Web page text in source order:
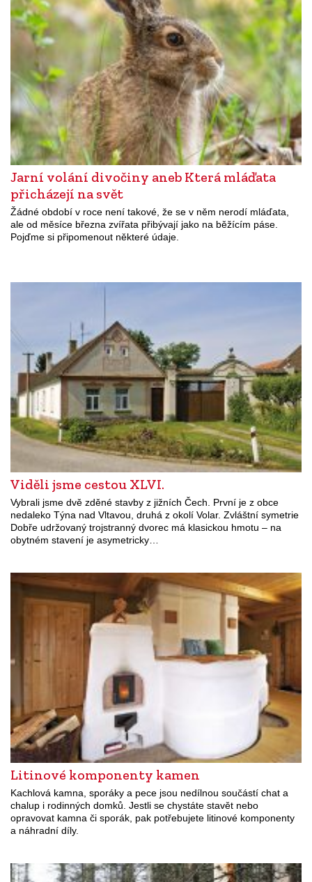
Jarní volání divočiny aneb Která mláďata
přicházejí na svět
Žádné období v roce není takové, že se v něm nerodí mláďata,
ale od měsíce března zvířata přibývají jako na běžícím páse.
Pojďme si připomenout některé údaje.
Viděli jsme cestou XLVI.
Vybrali jsme dvě zděné stavby z jižních Čech. První je z obce
nedaleko Týna nad Vltavou, druhá z okolí Volar. Zvláštní symetrie
Dobře udržovaný trojstranný dvorec má klasickou hmotu – na
obytném stavení je asymetricky…
Litinové komponenty kamen
Kachlová kamna, sporáky a pece jsou nedílnou součástí chat a
chalup i rodinných domků. Jestli se chystáte stavět nebo
opravovat kamna či sporák, pak potřebujete litinové komponenty
a náhradní díly.